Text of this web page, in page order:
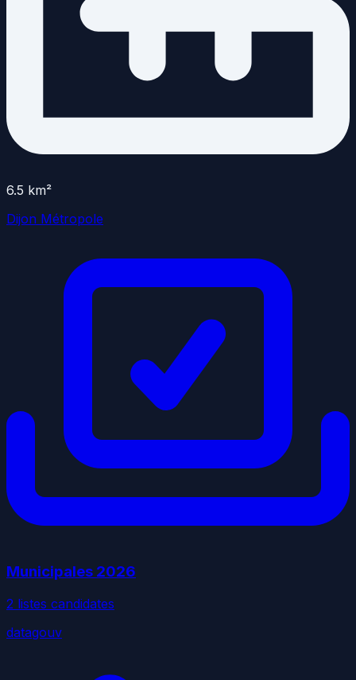
6.5 km²
Dijon Métropole
Municipales 2026
2 listes candidates
datagouv